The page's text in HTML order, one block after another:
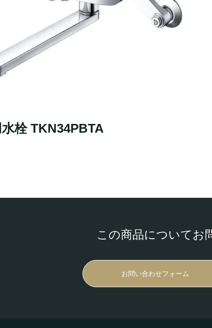
栓 TKN34PBTA
この商品についてお
お問い合わせフォーム